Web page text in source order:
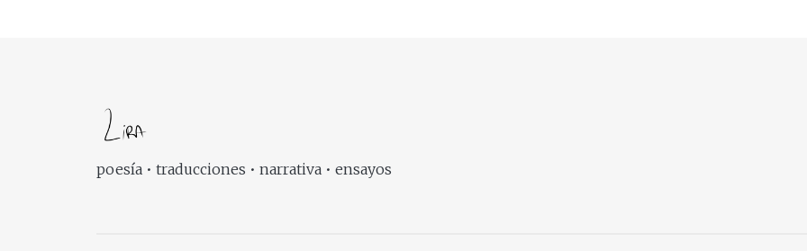
poesía • traducciones • narrativa • ensayos